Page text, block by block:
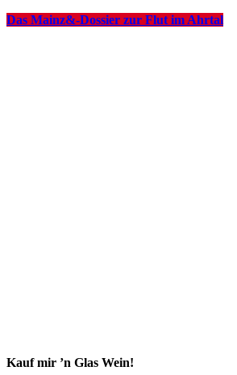
Das Mainz&-Dossier zur Flut im Ahrtal
Kauf mir ’n Glas Wein!